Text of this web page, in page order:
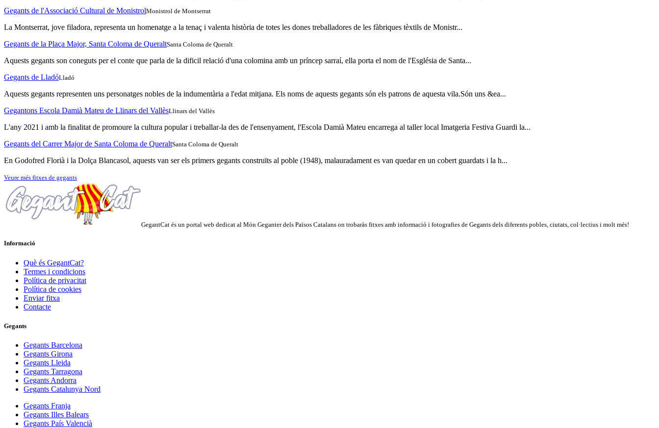
Gegants de l'Associació Cultural de MonistrolMonistrol de Montserrat
La Montserrat, jove filadora, representa un homenatge a la tenaç i valenta història de totes les dones treballadores de les fàbriques tèxtils de Monistr...
Gegants de la Plaça Major, Santa Coloma de QueraltSanta Coloma de Queralt
Aquests gegants son coneguts per el conte que parla de la dificil relació d'una colomina amb un príncep sarraí, ella porta el nom de l'Església de Santa...
Gegants de LladóLladó
Aquests gegants representen uns personatges nobles de la indumentària a l'edat mitjana. Els noms de aquests gegants són els patrons de aquesta vila.Són uns &ea...
Gegantons Escola Damià Mateu de Llinars del VallèsLlinars del Vallès
L'any 2021 i amb la finalitat de promoure la cultura popular i treballar-la des de l'ensenyament, l'Escola Damià Mateu encarrega al taller local Imatgeria Festiva Guardi la...
Gegants del Carrer Major de Santa Coloma de QueraltSanta Coloma de Queralt
En Godofred Florià i la Dolça Blancasol, aquests van ser els primers gegants construïts al poble (1948), malauradament es van quedar en un cobert guardats i la h...
Veure més fitxes de gegants
GegantCat és un portal web dedicat al Món Geganter dels Països Catalans on trobaràs fitxes amb informació i fotografies de Gegants dels diferents pobles, ciutats, col·lectius i molt més!
Informació
Què és GegantCat?
Termes i condicions
Política de privacitat
Política de cookies
Enviar fitxa
Contacte
Gegants
Gegants Barcelona
Gegants Girona
Gegants Lleida
Gegants Tarragona
Gegants Andorra
Gegants Catalunya Nord
Gegants Franja
Gegants Illes Balears
Gegants País Valencià